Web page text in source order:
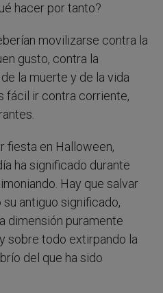
hacer por tanto?
movilizarse contra la
gusto, contra la
la muerte y de la vida
fácil ir contra corriente,
fiesta en Halloween,
ha significado durante
Hay que salvar
antiguo significado,
dimensión puramente
sobre todo extirpando la
del que ha sido